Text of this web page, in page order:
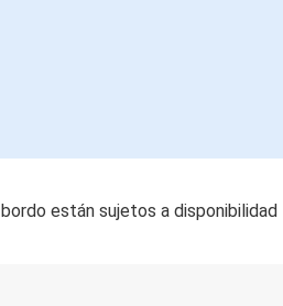
están sujetos a disponibilidad